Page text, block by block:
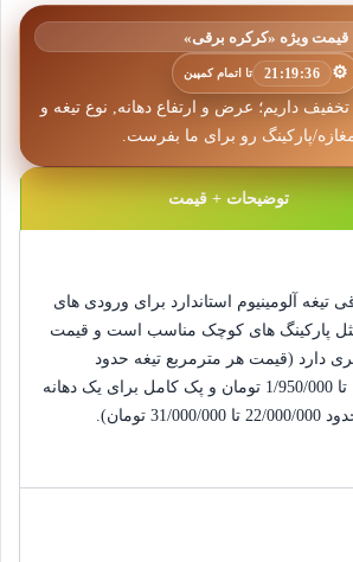
قیمت ویژه «کرکره برقی»
⚙️
21:19:34 تا اتمام کمپین
داریم؛ عرض و ارتفاع دهانه, نوع تیغه و
پارکینگ رو برای ما بفرست.
توضیحات + قیمت
تیغه آلومینیوم استاندارد برای ورودی های
پارکینگ های کوچک مناسب است و قیمت
دارد (قیمت هر مترمربع تیغه حدود
تا 1/950/000 تومان و پک کامل برای یک دهانه
22/000/000 تا 31/000/000 تومان).